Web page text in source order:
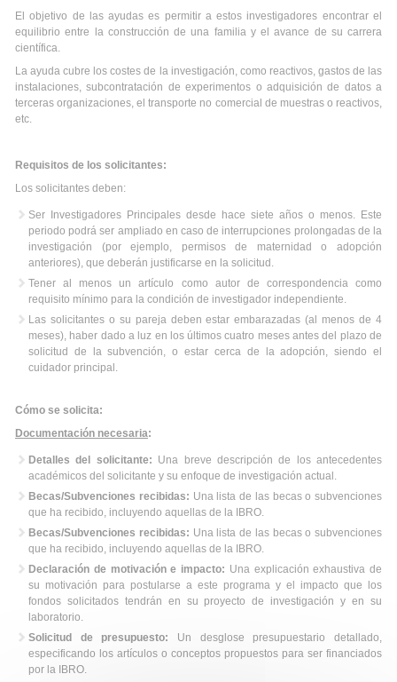
El objetivo de las ayudas es permitir a estos investigadores encontrar el
equilibrio entre la construcción de una familia y el avance de su carrera
científica.
La ayuda cubre los costes de la investigación, como reactivos, gastos de las
instalaciones, subcontratación de experimentos o adquisición de datos a
terceras organizaciones, el transporte no comercial de muestras o reactivos,
etc.
Requisitos de los solicitantes:
Los solicitantes deben:
Ser Investigadores Principales desde hace siete años o menos. Este
periodo podrá ser ampliado en caso de interrupciones prolongadas de la
investigación (por ejemplo, permisos de maternidad o adopción
anteriores), que deberán justificarse en la solicitud.
Tener al menos un artículo como autor de correspondencia como
requisito mínimo para la condición de investigador independiente.
Las solicitantes o su pareja deben estar embarazadas (al menos de 4
meses), haber dado a luz en los últimos cuatro meses antes del plazo de
solicitud de la subvención, o estar cerca de la adopción, siendo el
cuidador principal.
Cómo se solicita:
Documentación necesaria:
Detalles del solicitante: Una breve descripción de los antecedentes
académicos del solicitante y su enfoque de investigación actual.
Becas/Subvenciones recibidas: Una lista de las becas o subvenciones
que ha recibido, incluyendo aquellas de la IBRO.
Becas/Subvenciones recibidas: Una lista de las becas o subvenciones
que ha recibido, incluyendo aquellas de la IBRO.
Declaración de motivación e impacto: Una explicación exhaustiva de
su motivación para postularse a este programa y el impacto que los
fondos solicitados tendrán en su proyecto de investigación y en su
laboratorio.
Solicitud de presupuesto: Un desglose presupuestario detallado,
especificando los artículos o conceptos propuestos para ser financiados
por la IBRO.